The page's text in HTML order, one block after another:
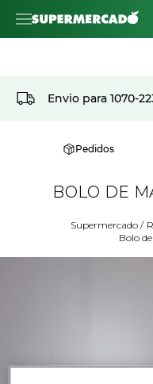
Envio para 1070-
Pedidos
BOLO DE
Supermercado /
Bolo